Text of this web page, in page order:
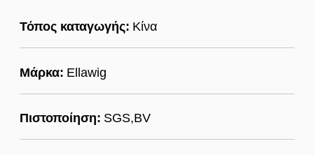
Τόπος καταγωγής: Κίνα
Μάρκα: Ellawig
Πιστοποίηση: SGS,BV